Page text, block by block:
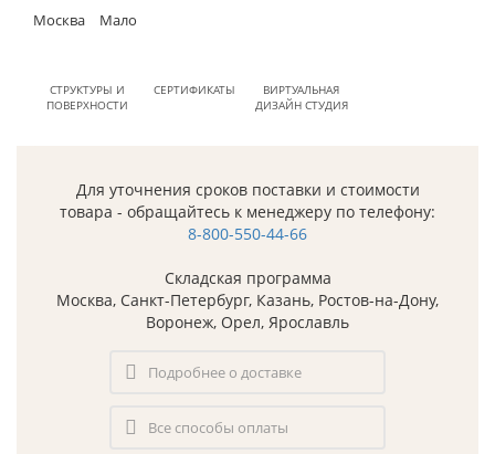
Москва
Мало
СТРУКТУРЫ И
ПОВЕРХНОСТИ
СЕРТИФИКАТЫ
ВИРТУАЛЬНАЯ
ДИЗАЙН СТУДИЯ
Для уточнения сроков поставки и стоимости
товара - обращайтесь к менеджеру по телефону:
8-800-550-44-66
Складская программа
Москва, Санкт-Петербург, Казань, Ростов-на-Дону,
Воронеж, Орел, Ярославль
Подробнее о доставке
Все способы оплаты